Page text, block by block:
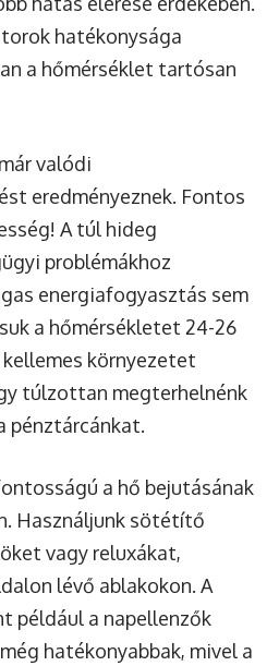
hatékonysága
a hőmérséklet tartósan
már valódi
eredményeznek. Fontos
A túl hideg
problémákhoz
energiafogyasztás sem
a hőmérsékletet 24-26
környezetet
túlzottan megterhelnénk
pénztárcánkat.
a hő bejutásának
Használjunk sötétítő
vagy reluxákat,
lévő ablakokon. A
például a napellenzők
hatékonyabbak, mivel a